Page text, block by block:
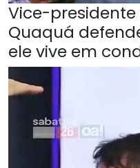
Vice-presidente
Quaquá
ele vive em